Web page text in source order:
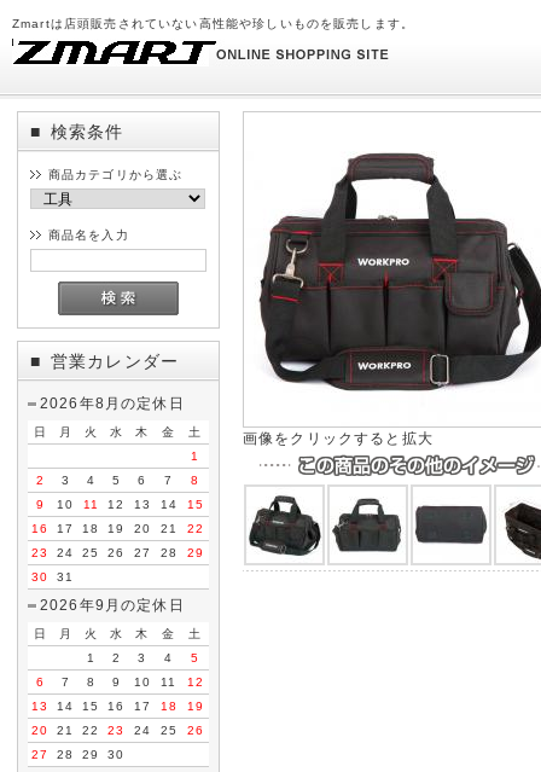
Zmartは店頭販売されていない高性能や珍しいものを販売します。
■ 検索条件
商品カテゴリから選ぶ
商品名を入力
■ 営業カレンダー
2026年8月の定休日
日 月 火 水 木 金
土
1
2
3 4 5 6 7
8
9
10 11 12 13 14
15
16
17 18 19 20 21
22
23
24 25 26 27 28
29
30
31
2026年9月の定休日
日 月 火 水 木 金
土
1
2 3 4
5
6
7 8 9 10 11
12
13
14 15 16 17 18
19
20
21 22 23 24 25
26
27
28 29 30
画像をクリックすると拡大